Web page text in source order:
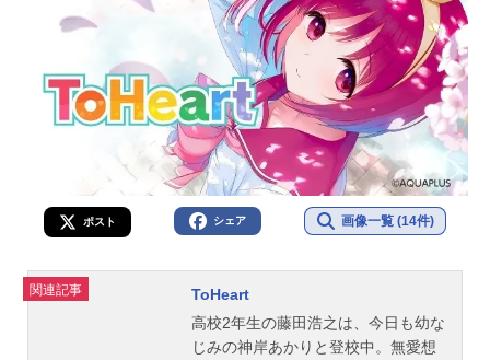
ポスト シェア 画像一覧 (14件)
関連記事
ToHeart
高校2年生の藤田浩之は、今日も幼な
じみの神岸あかりと登校中。無愛想